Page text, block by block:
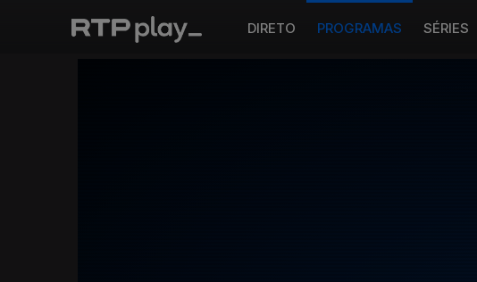
DIRETO PROGRAMAS SÉRIES